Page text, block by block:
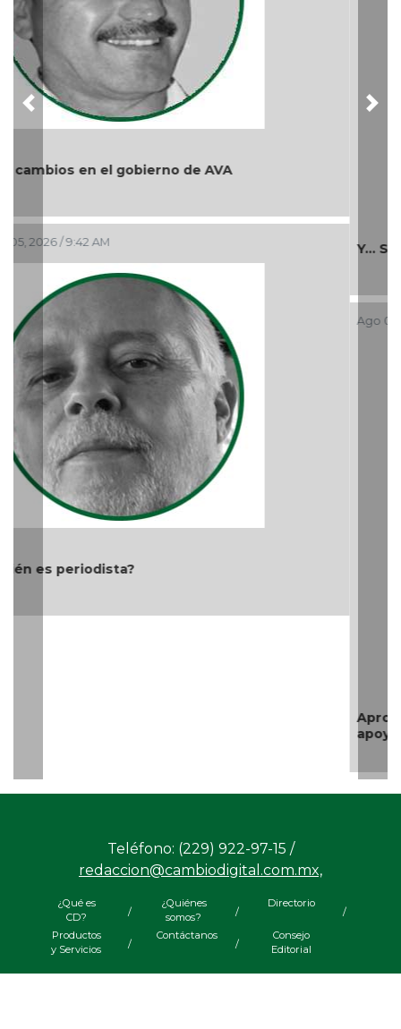
Y... Si sí ?
Ago 03, 2026 / 8:49 PM
Aproveche estímulos fiscales; Gobierno Estatal lo
apoya
Previous
y Servicios
Editorial